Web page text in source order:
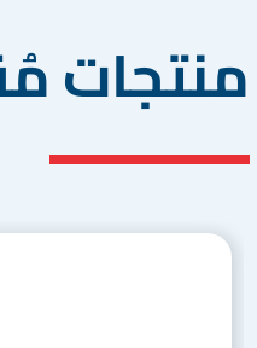
منتجات